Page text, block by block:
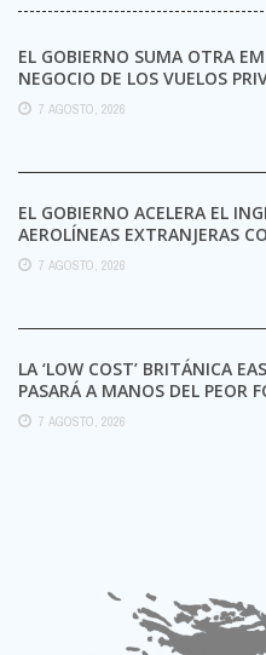
EL GOBIERNO SUMA OTRA
NEGOCIO DE LOS VUELOS
7 AGOSTO, 2026
EL GOBIERNO ACELERA EL
AEROLÍNEAS EXTRANJERAS
TRÁMITES
7 AGOSTO, 2026
LA ‘LOW COST’ BRITÁNICA
PASARÁ A MANOS DEL PEOR
POSIBLE:
7 AGOSTO, 2026